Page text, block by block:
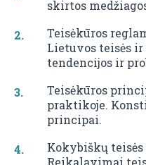
skirtos
Teisėkūros
Lietuvos teisės
tendencijos ir
Teisėkūros
praktikoje.
principai.
Kokybiškų
Reikalavimai